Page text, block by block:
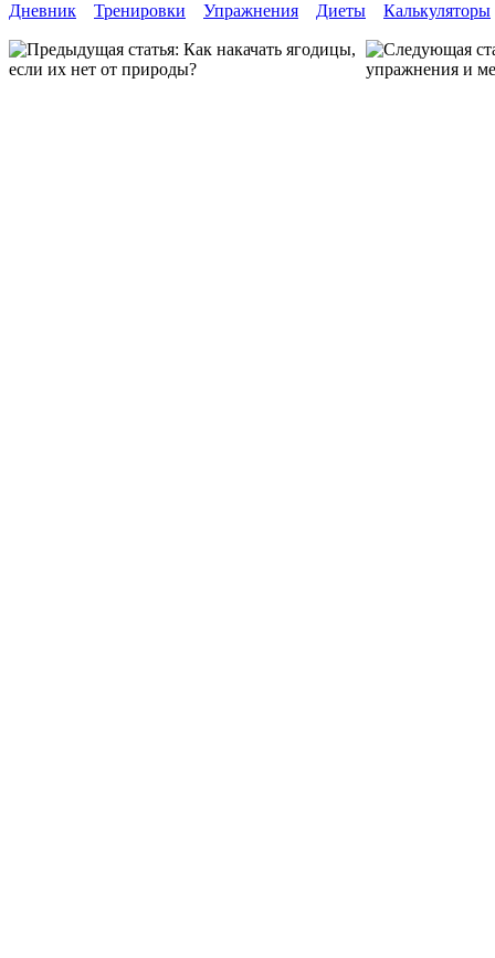
Дневник
Тренировки Упражнения Диеты Калькуляторы